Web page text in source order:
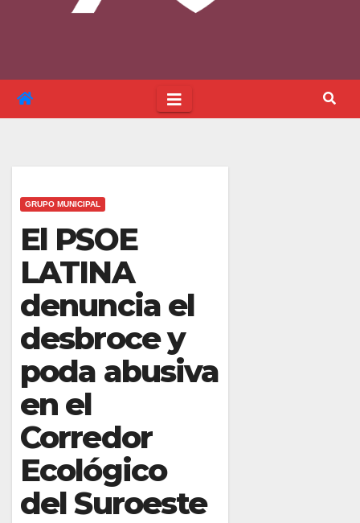
GRUPO MUNICIPAL
El PSOE
LATINA
denuncia el
desbroce y
poda abusiva
en el
Corredor
Ecológico
del Suroeste